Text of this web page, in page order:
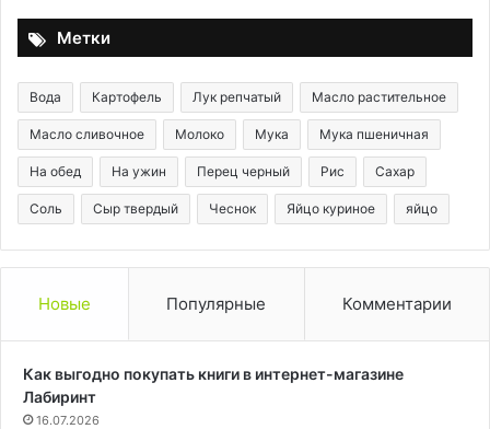
Метки
Вода Картофель Лук репчатый Масло растительное
Масло сливочное Молоко Мука Мука пшеничная
На обед На ужин Перец черный Рис Сахар
Соль Сыр твердый Чеснок Яйцо куриное яйцо
Новые Популярные Комментарии
Как выгодно покупать книги в интернет-магазине
Лабиринт
16.07.2026